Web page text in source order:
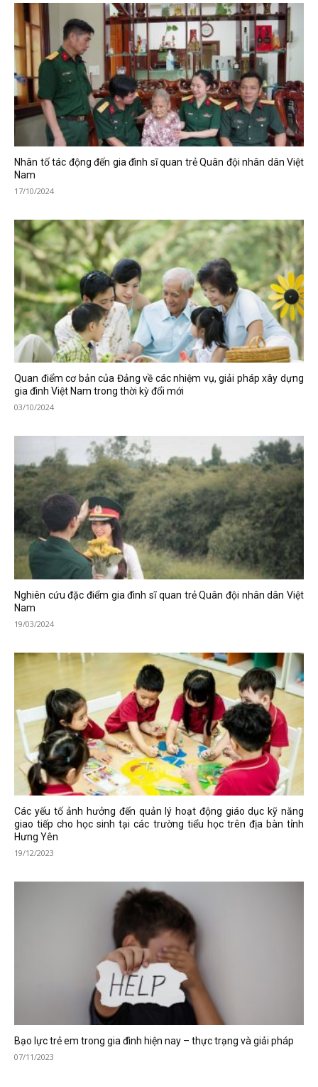
Nhân tố tác động đến gia đình sĩ quan trẻ Quân đội nhân dân Việt
Nam
17/10/2024
Quan điểm cơ bản của Đảng về các nhiệm vụ, giải pháp xây dựng
gia đình Việt Nam trong thời kỳ đổi mới
03/10/2024
Nghiên cứu đặc điểm gia đình sĩ quan trẻ Quân đội nhân dân Việt
Nam
19/03/2024
Các yếu tố ảnh hưởng đến quản lý hoạt động giáo dục kỹ năng
giao tiếp cho học sinh tại các trường tiểu học trên địa bàn tỉnh
Hưng Yên
19/12/2023
Bạo lực trẻ em trong gia đình hiện nay – thực trạng và giải pháp
07/11/2023